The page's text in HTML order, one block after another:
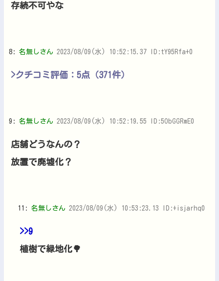
存続不可やな
8: 名無しさん 2023/08/09(水) 10:52:15.37 ID:tY95Rfa+0
>クチコミ評価：5点（371件）
9: 名無しさん 2023/08/09(水) 10:52:19.55 ID:5ObGGRmE0
店舗どうなんの？
放置で廃墟化？
11: 名無しさん 2023/08/09(水) 10:53:23.13 ID:+isjarhq0
>>9
植樹で緑地化🌳